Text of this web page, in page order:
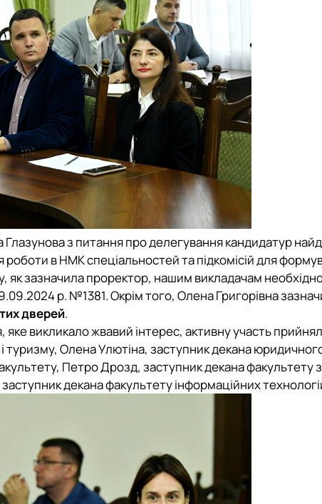
з питання про делегування кандидатур
роботи в НМК спеціальностей та підкомісій для
як зазначила проректор, нашим викладачам
р. №1381. Окрім того, Олена Григорівна
дверей.
яке викликало жвавий інтерес, активну участь
туризму, Олена Улютіна, заступник декана
Петро Дрозд, заступник декана факультету
декана факультету інформаційних